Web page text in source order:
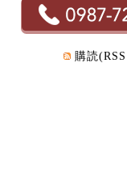
購読